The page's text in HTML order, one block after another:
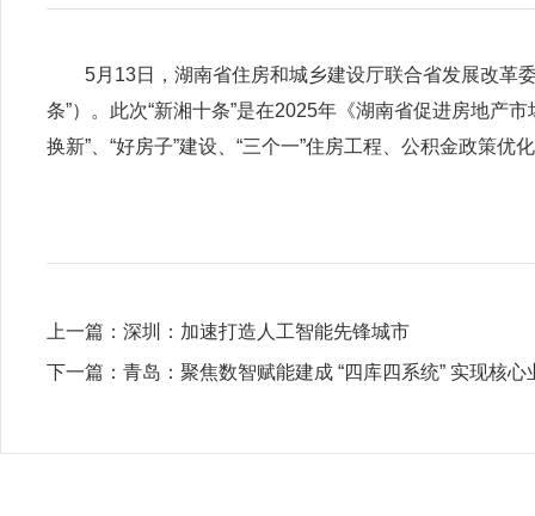
5月13日，湖南省住房和城乡建设厅联合省发展改革委
条”）。此次“新湘十条”是在2025年《湖南省促进房地产
换新”、“好房子”建设、“三个一”住房工程、公积金政策优
上一篇： ​深圳：加速打造人工智能先锋城市
下一篇： 青岛：聚焦数智赋能建成 “四库四系统” 实现核